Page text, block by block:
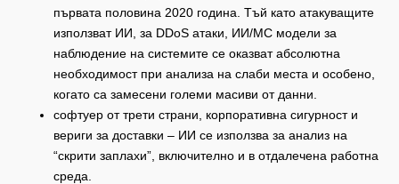
първата половина 2020 година. Тъй като атакуващите
използват ИИ, за DDoS атаки, ИИ/МС модели за
наблюдение на системите се оказват абсолютна
необходимост при анализа на слаби места и особено,
когато са замесени големи масиви от данни.
софтуер от трети страни, корпоративна сигурност и
вериги за доставки – ИИ се използва за анализ на
“скрити заплахи”, включително и в отдалечена работна
среда.